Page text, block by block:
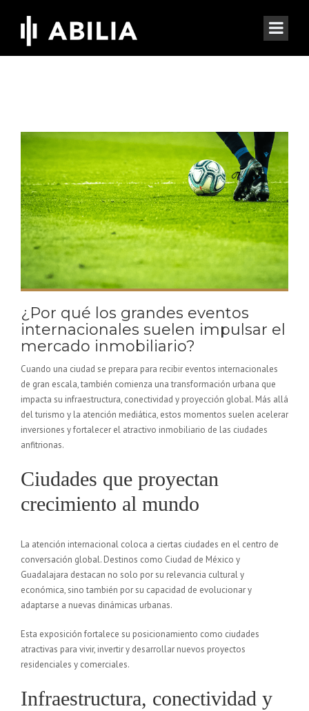
¿Por qué los grandes eventos
internacionales suelen impulsar el
mercado inmobiliario?
Cuando una ciudad se prepara para recibir eventos internacionales
de gran escala, también comienza una transformación urbana que
impacta su infraestructura, conectividad y proyección global. Más allá
del turismo y la atención mediática, estos momentos suelen acelerar
inversiones y fortalecer el atractivo inmobiliario de las ciudades
anfitrionas.
Ciudades que proyectan
crecimiento al mundo
La atención internacional coloca a ciertas ciudades en el centro de
conversación global. Destinos como Ciudad de México y
Guadalajara destacan no solo por su relevancia cultural y
económica, sino también por su capacidad de evolucionar y
adaptarse a nuevas dinámicas urbanas.
Esta exposición fortalece su posicionamiento como ciudades
atractivas para vivir, invertir y desarrollar nuevos proyectos
residenciales y comerciales.
Infraestructura, conectividad y